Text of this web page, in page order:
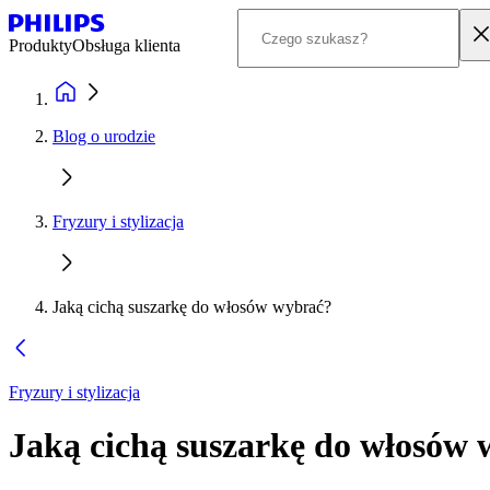
ProduktyObsługa klienta
Blog o urodzie
Fryzury i stylizacja
Jaką cichą suszarkę do włosów wybrać?
Fryzury i stylizacja
Jaką cichą suszarkę do włosów